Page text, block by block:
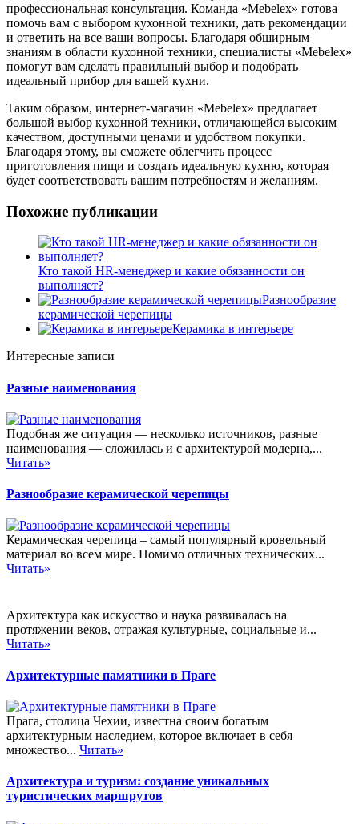
профессиональная консультация. Команда «Mebelex» готова
помочь вам с выбором кухонной техники, дать рекомендации
и ответить на все ваши вопросы. Благодаря обширным
знаниям в области кухонной техники, специалисты «Mebelex»
помогут вам сделать правильный выбор и подобрать
идеальный прибор для вашей кухни.
Таким образом, интернет-магазин «Mebelex» предлагает
большой выбор кухонной техники, отличающейся высоким
качеством, доступными ценами и удобством покупки.
Благодаря этому, вы сможете облегчить процесс
приготовления пищи и создать идеальную кухню, которая
будет соответствовать вашим потребностям и желаниям.
Похожие публикации
Кто такой HR-менеджер и какие обязанности он
выполняет?
Разнообразие
керамической черепицы
Керамика в интерьере
Интересные записи
Разные наименования
Подобная же ситуация — несколько источников, разные
наименования — сложилась и с архитектурой модерна,...
Читать»
Разнообразие керамической черепицы
Керамическая черепица – самый популярный кровельный
материал во всем мире. Помимо отличных технических...
Читать»
Архитектура как искусство и наука развивалась на
протяжении веков, отражая культурные, социальные и...
Читать»
Архитектурные памятники в Праге
Прага, столица Чехии, известна своим богатым
архитектурным наследием, которое включает в себя
множество... Читать»
Архитектура и туризм: создание уникальных
туристических маршрутов